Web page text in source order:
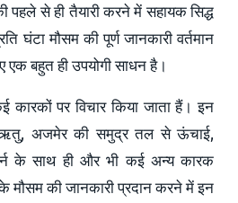
पहले से ही तैयारी करने में सहायक सिद्ध
घंटा मौसम की पूर्ण जानकारी वर्तमान
बहुत ही उपयोगी साधन है।
पर विचार किया जाता हैं। इन
ऋतु, अजमेर की समुद्र तल से ऊंचाई,
के साथ ही और भी कई अन्य कारक
की जानकारी प्रदान करने में इन